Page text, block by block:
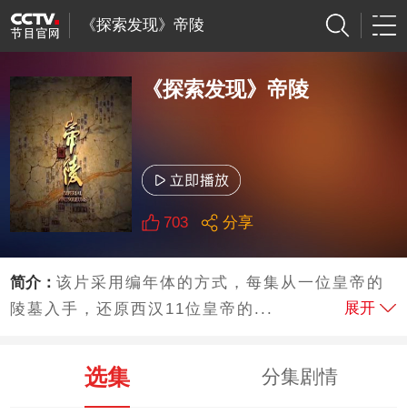
《探索发现》帝陵
《探索发现》帝陵
703 分享
简介：该片采用编年体的方式，每集从一位皇帝的
陵墓入手，还原西汉11位皇帝的...
展开
选集 分集剧情